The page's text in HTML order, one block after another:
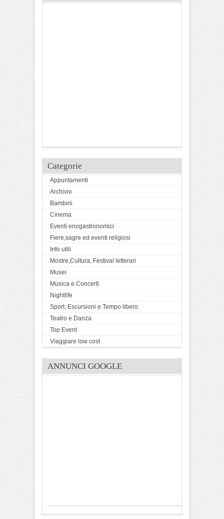
Categorie
Appuntamenti
Archivio
Bambini
Cinema
Eventi enogastronomici
Fiere,sagre ed eventi religiosi
Info utili
Mostre,Cultura, Festival letterari
Musei
Musica e Concerti
Nightlife
Sport, Escursioni e Tempo libero
Teatro e Danza
Top Event
Viaggiare low cost
ANNUNCI GOOGLE